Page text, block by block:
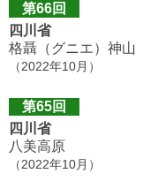
第66回
四川省
格聶（グニエ）神山
（2022年10月）
第65回
四川省
八美高原
（2022年10月）